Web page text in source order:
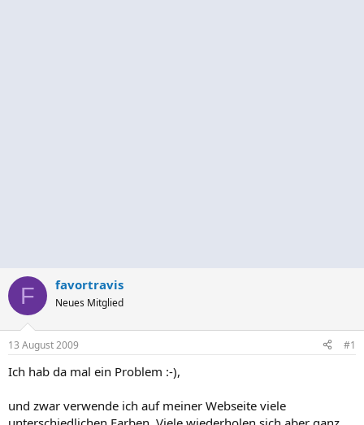
F favortravis
Neues Mitglied
13 August 2009 #1
Ich hab da mal ein Problem :-),
und zwar verwende ich auf meiner Webseite viele